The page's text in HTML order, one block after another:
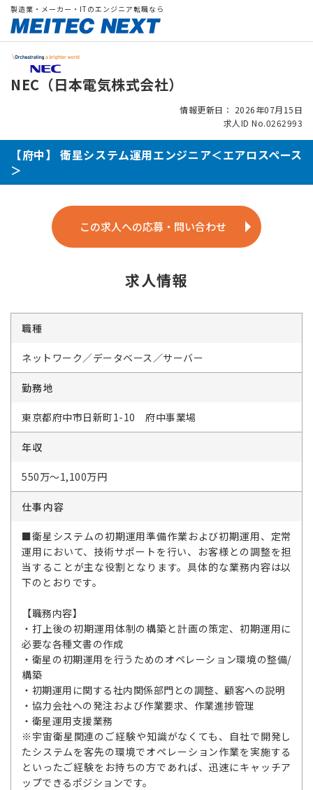
製造業・メーカー・ITのエンジニア転職なら
NEC（日本電気株式会社）
情報更新日： 2026年07月15日
求人ID No.0262993
【府中】 衛星システム運用エンジニア＜エアロスペース
＞
この求人への応募・問い合わせ
求人情報
職種
ネットワーク／データベース／サーバー
勤務地
東京都府中市日新町1-10 府中事業場
年収
550万～1,100万円
仕事内容
■衛星システムの初期運用準備作業および初期運用、定常
運用において、技術サポートを行い、お客様との調整を担
当することが主な役割となります。具体的な業務内容は以
下のとおりです。
【職務内容】
・打上後の初期運用体制の構築と計画の策定、初期運用に
必要な各種文書の作成
・衛星の初期運用を行うためのオペレーション環境の整備/
構築
・初期運用に関する社内関係部門との調整、顧客への説明
・協力会社への発注および作業要求、作業進捗管理
・衛星運用支援業務
※宇宙衛星関連のご経験や知識がなくても、自社で開発し
たシステムを客先の環境でオペレーション作業を実施する
といったご経験をお持ちの方であれば、迅速にキャッチア
ップできるポジションです。